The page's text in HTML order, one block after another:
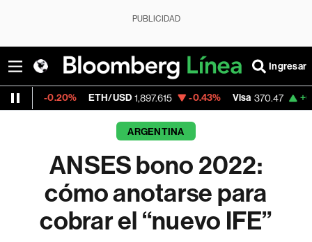
PUBLICIDAD
Ingresar
ETH/USD 1,897.615 -0.43% Visa 370.47 +0.52%
ARGENTINA
ANSES bono 2022:
cómo anotarse para
cobrar el “nuevo IFE”